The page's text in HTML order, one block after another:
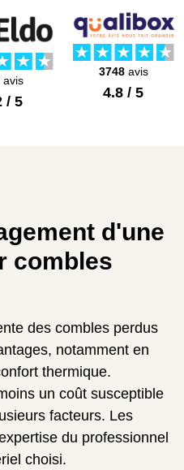
avis
/ 5
3748avis
4.8 / 5
d'une
combles
des combles perdus
notamment en
thermique.
un coût susceptible
facteurs. Les
du professionnel
choisi.